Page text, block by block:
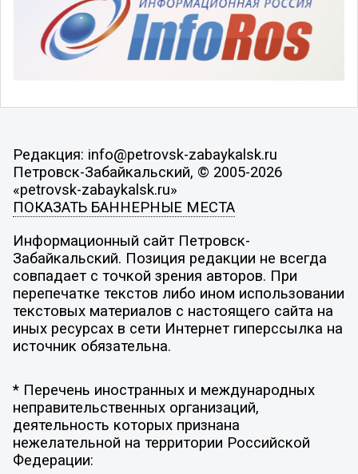
Редакция: info@petrovsk-zabaykalsk.ru
Петровск-Забайкальский, © 2005-2026
«petrovsk-zabaykalsk.ru»
ПОКАЗАТЬ БАННЕРНЫЕ МЕСТА
Информационный сайт Петровск-
Забайкальский. Позиция редакции не всегда
совпадает с точкой зрения авторов. При
перепечатке текстов либо ином использовании
текстовых материалов с настоящего сайта на
иных ресурсах в сети Интернет гиперссылка на
источник обязательна.
* Перечень иностранных и международных
неправительственных организаций,
деятельность которых признана
нежелательной на территории Российской
Федерации: